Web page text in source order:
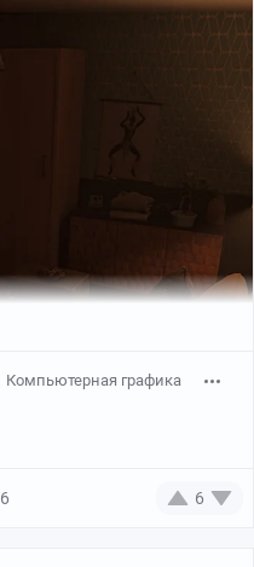
Компьютерная графика
6 6